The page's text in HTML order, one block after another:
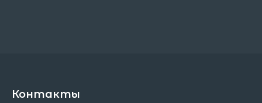
Контакты